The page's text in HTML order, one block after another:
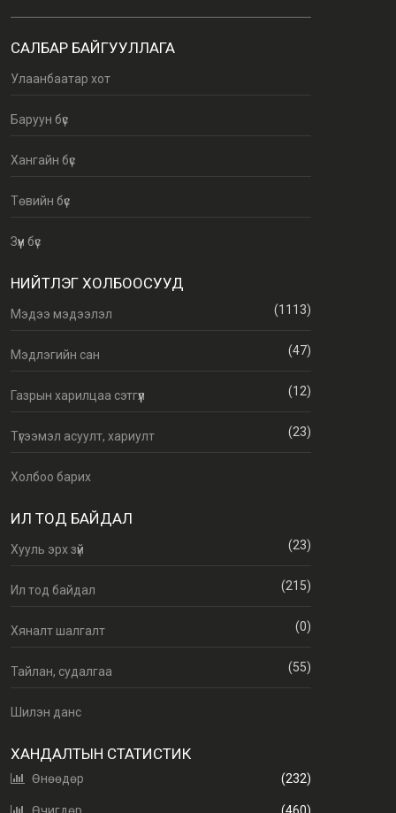
САЛБАР БАЙГУУЛЛАГА
Улаанбаатар хот
Баруун бүс
Хангайн бүс
Төвийн бүс
Зүүн бүс
НИЙТЛЭГ ХОЛБООСУУД
Мэдээ мэдээлэл (1113)
Мэдлэгийн сан (47)
Газрын харилцаа сэтгүүл (12)
Түгээмэл асуулт, хариулт (23)
Холбоо барих
ИЛ ТОД БАЙДАЛ
Хууль эрх зүй (23)
Ил тод байдал (215)
Хяналт шалгалт (0)
Тайлан, судалгаа (55)
Шилэн данс
ХАНДАЛТЫН СТАТИСТИК
Өнөөдөр (232)